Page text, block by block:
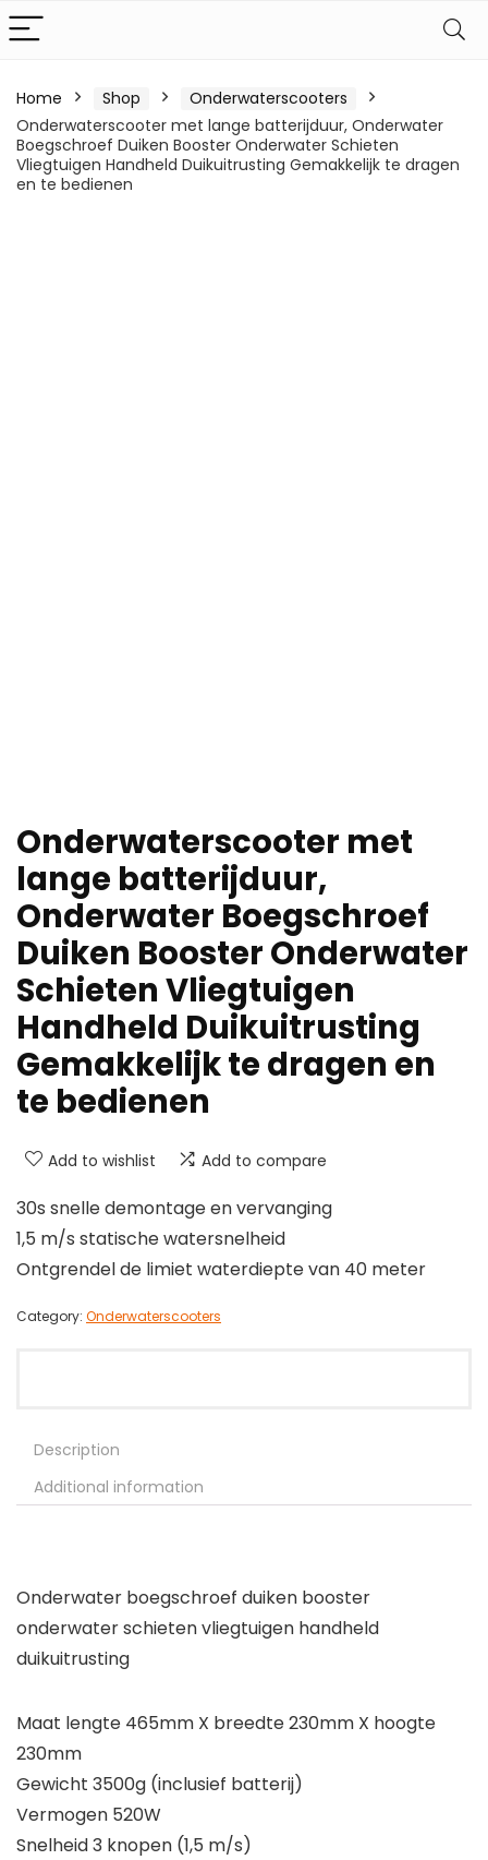
Home Shop
Onderwaterscooters
Onderwaterscooter met lange batterijduur, Onderwater
Boegschroef Duiken Booster Onderwater Schieten
Vliegtuigen Handheld Duikuitrusting Gemakkelijk te dragen
en te bedienen
Onderwaterscooter met
lange batterijduur,
Onderwater Boegschroef
Duiken Booster Onderwater
Schieten Vliegtuigen
Handheld Duikuitrusting
Gemakkelijk te dragen en
te bedienen
Add to wishlist Add to compare
30s snelle demontage en vervanging
1,5 m/s statische watersnelheid
Ontgrendel de limiet waterdiepte van 40 meter
Category: Onderwaterscooters
Description
Additional information
Onderwater boegschroef duiken booster
onderwater schieten vliegtuigen handheld
duikuitrusting
Maat lengte 465mm X breedte 230mm X hoogte
230mm
Gewicht 3500g (inclusief batterij)
Vermogen 520W
Snelheid 3 knopen (1,5 m/s)